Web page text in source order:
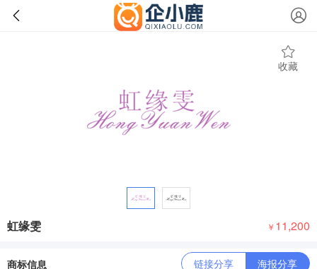
收藏
虹缘雯 ￥ 11,200
商标信息 链接分享 海报分享